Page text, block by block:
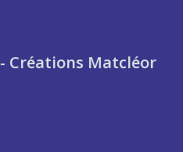
- Créations Matcléor